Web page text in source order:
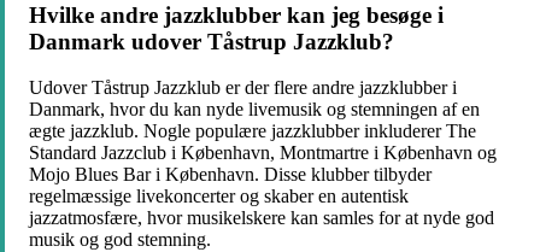
Hvilke andre jazzklubber kan jeg besøge i
Danmark udover Tåstrup Jazzklub?
Udover Tåstrup Jazzklub er der flere andre jazzklubber i
Danmark, hvor du kan nyde livemusik og stemningen af en
ægte jazzklub. Nogle populære jazzklubber inkluderer The
Standard Jazzclub i København, Montmartre i København og
Mojo Blues Bar i København. Disse klubber tilbyder
regelmæssige livekoncerter og skaber en autentisk
jazzatmosfære, hvor musikelskere kan samles for at nyde god
musik og god stemning.